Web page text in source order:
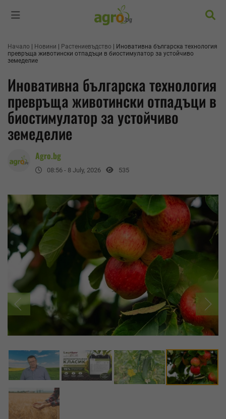
Начало Новини Растениевъдство
Иновативна българска технология
превръща животински отпадъци в биостимулатор за устойчиво
земеделие
Иновативна българска технология
превръща животински отпадъци в
биостимулатор за устойчиво
земеделие
Agro.bg
08:56 - 8 July, 2026 535